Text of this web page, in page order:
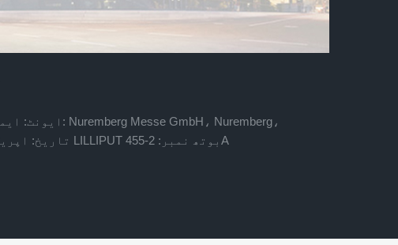
Germany تاریخ: اپریل 9-11۔ 2024 LILLIPUT بوتھ نمبر: 2-455A